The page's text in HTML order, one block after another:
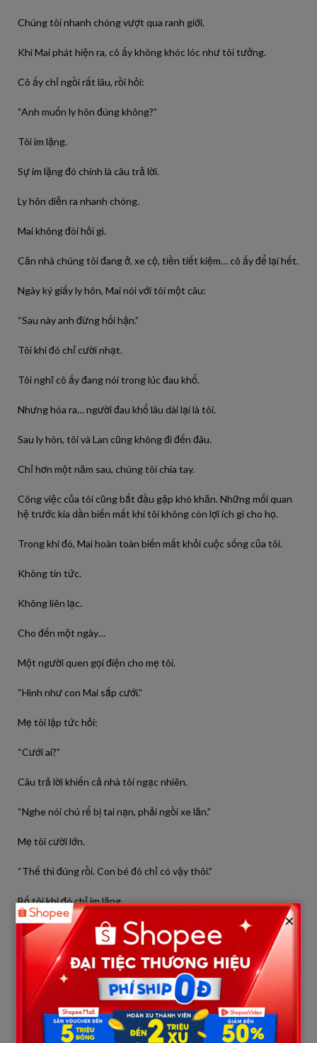
Chúng tôi nhanh chóng vượt qua ranh giới.
Khi Mai phát hiện ra, cô ấy không khóc lóc như tôi tưởng.
Cô ấy chỉ ngồi rất lâu, rồi hỏi:
“Anh muốn ly hôn đúng không?”
Tôi im lặng.
Sự im lặng đó chính là câu trả lời.
Ly hôn diễn ra nhanh chóng.
Mai không đòi hỏi gì.
Căn nhà chúng tôi đang ở, xe cộ, tiền tiết kiệm… cô ấy để lại hết.
Ngày ký giấy ly hôn, Mai nói với tôi một câu:
“Sau này anh đừng hối hận.”
Tôi khi đó chỉ cười nhạt.
Tôi nghĩ cô ấy đang nói trong lúc đau khổ.
Nhưng hóa ra… người đau khổ lâu dài lại là tôi.
Sau ly hôn, tôi và Lan cũng không đi đến đâu.
Chỉ hơn một năm sau, chúng tôi chia tay.
Công việc của tôi cũng bắt đầu gặp khó khăn. Những mối quan
hệ trước kia dần biến mất khi tôi không còn lợi ích gì cho họ.
Trong khi đó, Mai hoàn toàn biến mất khỏi cuộc sống của tôi.
Không tin tức.
Không liên lạc.
Cho đến một ngày…
Một người quen gọi điện cho mẹ tôi.
“Hình như con Mai sắp cưới.”
Mẹ tôi lập tức hỏi:
“Cưới ai?”
Câu trả lời khiến cả nhà tôi ngạc nhiên.
“Nghe nói chú rể bị tai nạn, phải ngồi xe lăn.”
Mẹ tôi cười lớn.
“Thế thì đúng rồi. Con bé đó chỉ có vậy thôi.”
Bố tôi khi đó chỉ im lặng.
Còn tôi… cũng cảm thấy trong lòng có chút gì đó kỳ lạ.
Không phải buồn.
Mà là một thứ cảm giác… giống như mình vừa thắng cuộc.
Mẹ tôi đề nghị:
×